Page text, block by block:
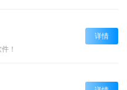
！
详情